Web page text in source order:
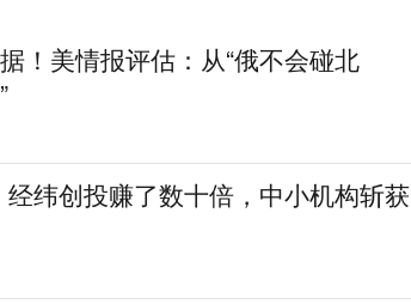
！美情报评估：从“俄不会碰北
纬创投赚了数十倍，中小机构斩获